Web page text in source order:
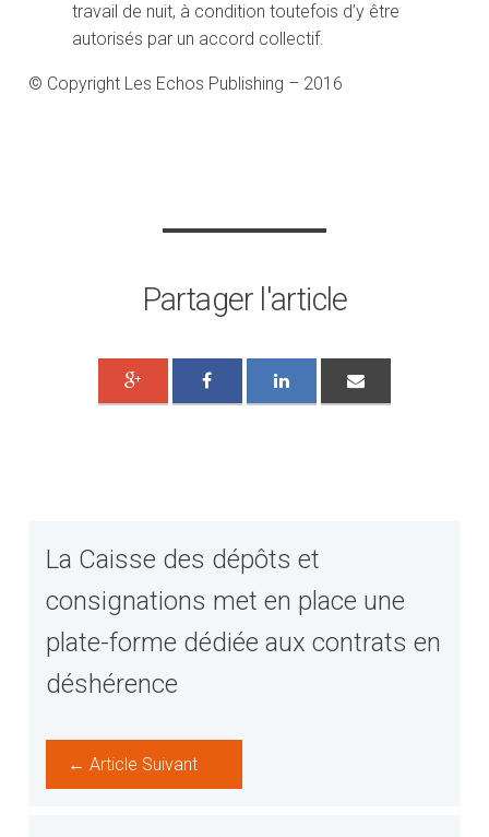
travail de nuit, à condition toutefois d’y être
autorisés par un accord collectif.
© Copyright Les Echos Publishing – 2016
Partager l'article
La Caisse des dépôts et
consignations met en place une
plate-forme dédiée aux contrats en
déshérence
← Article Suivant